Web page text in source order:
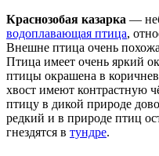
Краснозобая казарка —
водоплавающая птица,
Внешне птица очень
Птица имеет очень яркий
птицы окрашена в
хвост имеют контрастную
птицу в дикой природе
редкий и в природе птиц
гнездятся в тундре.